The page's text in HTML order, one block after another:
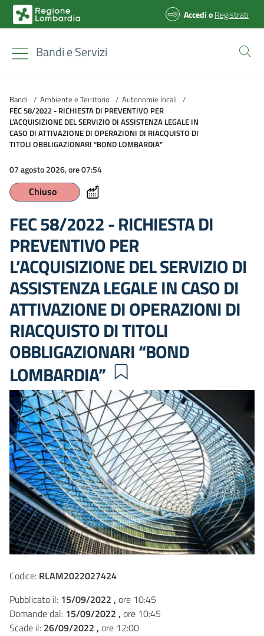
AccedioRegistrati
Bandi e Servizi
Bandi / Ambiente e Territorio / Autonomie locali /
FEC 58/2022 - RICHIESTA DI PREVENTIVO PER
L’ACQUISIZIONE DEL SERVIZIO DI ASSISTENZA LEGALE IN
CASO DI ATTIVAZIONE DI OPERAZIONI DI RIACQUISTO DI
TITOLI OBBLIGAZIONARI “BOND LOMBARDIA”
07 agosto 2026, ore 07:54
Chiuso
FEC 58/2022 - RICHIESTA DI
PREVENTIVO PER
L’ACQUISIZIONE DEL SERVIZIO DI
ASSISTENZA LEGALE IN CASO DI
ATTIVAZIONE DI OPERAZIONI DI
RIACQUISTO DI TITOLI
OBBLIGAZIONARI “BOND
LOMBARDIA”
Codice: RLAM2022027424
Pubblicato il: 15/09/2022 , ore 10:45
Domande dal: 15/09/2022 , ore 10:45
Scade il: 26/09/2022 , ore 12:00